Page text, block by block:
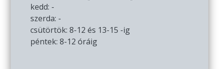
kedd: -
szerda: -
csütörtök: 8-12 és 13-15 -ig
péntek: 8-12 óráig